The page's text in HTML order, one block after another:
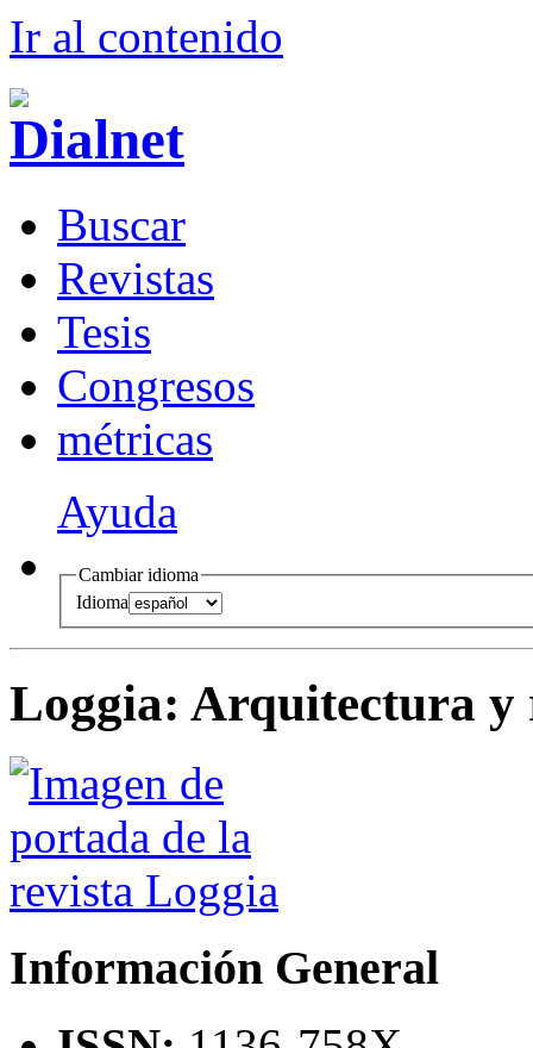
Ir al contenido
Buscar
Revistas
Tesis
Congresos
métricas
Ayuda
Cambiar idioma
Idioma
Loggia: Arquitectura y
Información General